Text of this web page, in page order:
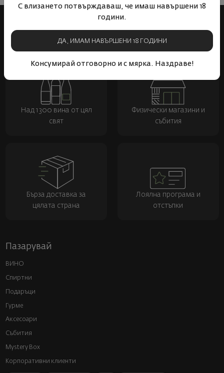
С влизането потвърждаваш, че имаш навършени 18
години.
ДА, ИМАМ НАВЪРШЕНИ 18 ГОДИНИ
Консумирай отговорно и с мярка. Наздраве!
Над 1300 вина от цял
свят
Физически магазини и
събития
Бърза доставка за
цялата страна
Лоялна програма и
отстъпки
Пазарувай
ВИНО
Спиртни
Подаръци
Гурме
Аксесоари
Събития
Mystery Box
Корпоративни клиенти